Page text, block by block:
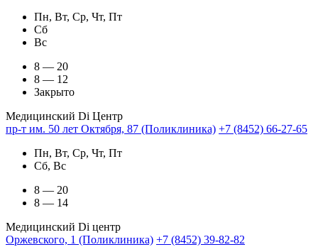
Пн, Вт, Ср, Чт, Пт
Сб
Вс
8 — 20
8 — 12
Закрыто
Медицинский Di Центр
пр-т им. 50 лет Октября, 87 (Поликлиника) +7 (8452) 66-27-65
Пн, Вт, Ср, Чт, Пт
Сб, Вс
8 — 20
8 — 14
Медицинский Di центр
Оржевского, 1 (Поликлиника) +7 (8452) 39-82-82